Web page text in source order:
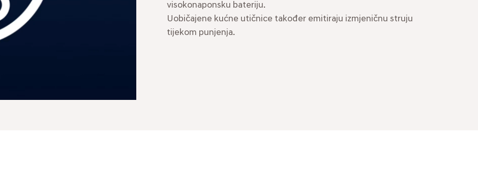
visokonaponsku bateriju.
Uobičajene kućne utičnice također emitiraju izmjeničnu struju
tijekom punjenja.